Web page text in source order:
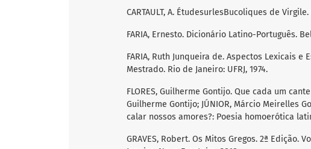
CARTAULT, A. ÉtudesurlesBucoliques de Virgile.
FARIA, Ernesto. Dicionário Latino-Português.
FARIA, Ruth Junqueira de. Aspectos Lexicais
Mestrado. Rio de Janeiro: UFRJ, 1974.
FLORES, Guilherme Gontijo. Que cada um
Guilherme Gontijo; JÚNIOR, Márcio Meirelles
calar nossos amores?: Poesia homoerótica
GRAVES, Robert. Os Mitos Gregos. 2ª Edição.